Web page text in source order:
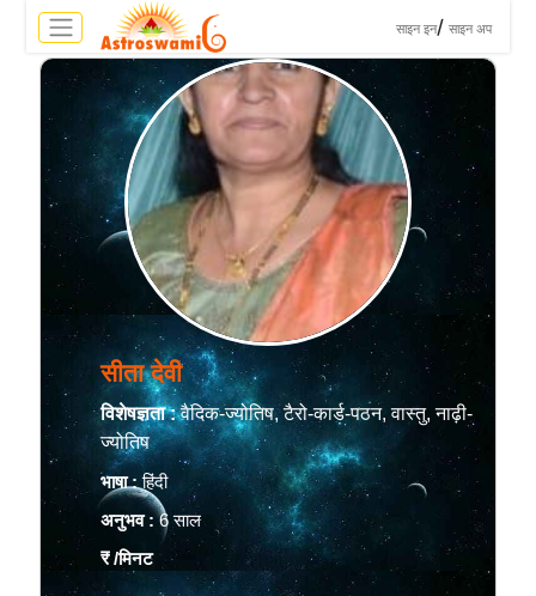
साइन इन/ साइन अप
सीता देवी
विशेषज्ञता :वैदिक-ज्योतिष, टैरो-कार्ड-पठन, वास्तु, नाढ़ी-
ज्योतिष
भाषा :हिंदी
अनुभव :6 साल
₹/मिनट